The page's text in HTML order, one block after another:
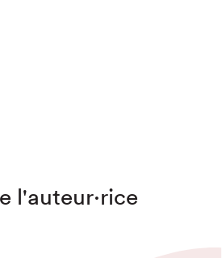
l'auteur·rice